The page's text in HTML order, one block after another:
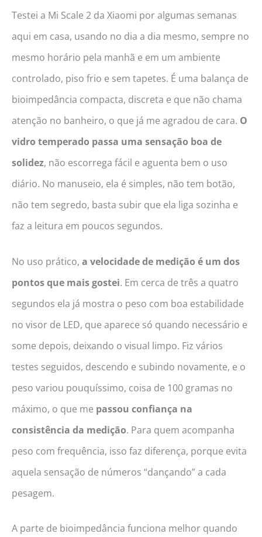
Testei a Mi Scale 2 da Xiaomi por algumas semanas
aqui em casa, usando no dia a dia mesmo, sempre no
mesmo horário pela manhã e em um ambiente
controlado, piso frio e sem tapetes. É uma balança de
bioimpedância compacta, discreta e que não chama
atenção no banheiro, o que já me agradou de cara. O
vidro temperado passa uma sensação boa de
solidez, não escorrega fácil e aguenta bem o uso
diário. No manuseio, ela é simples, não tem botão,
não tem segredo, basta subir que ela liga sozinha e
faz a leitura em poucos segundos.
No uso prático, a velocidade de medição é um dos
pontos que mais gostei. Em cerca de três a quatro
segundos ela já mostra o peso com boa estabilidade
no visor de LED, que aparece só quando necessário e
some depois, deixando o visual limpo. Fiz vários
testes seguidos, descendo e subindo novamente, e o
peso variou pouquíssimo, coisa de 100 gramas no
máximo, o que me passou confiança na
consistência da medição. Para quem acompanha
peso com frequência, isso faz diferença, porque evita
aquela sensação de números “dançando” a cada
pesagem.
A parte de bioimpedância funciona melhor quando